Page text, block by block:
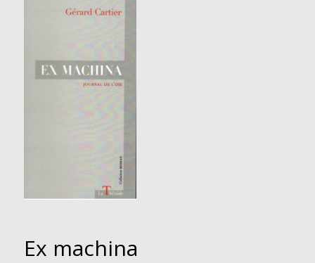
Ex machina